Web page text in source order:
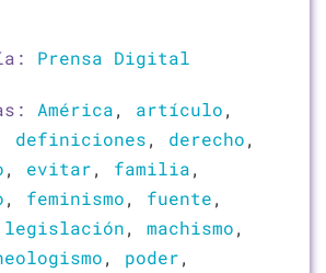
Prensa Digital
América, artículo,
definiciones, derecho,
, evitar, familia,
, feminismo, fuente,
legislación, machismo,
, poder,